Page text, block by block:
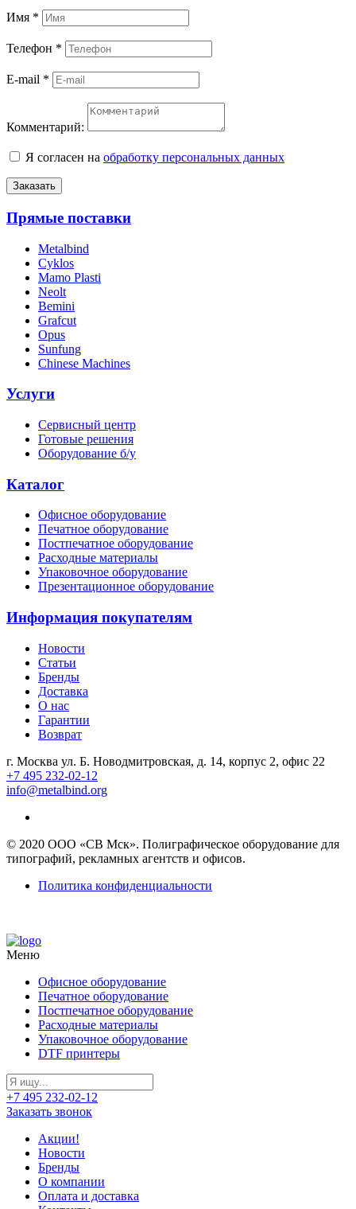
Имя *
Телефон *
E-mail *
Комментарий:
Я согласен на обработку персональных данных
Заказать
Прямые поставки
Metalbind
Cyklos
Mamo Plasti
Neolt
Bemini
Grafcut
Opus
Sunfung
Chinese Machines
Услуги
Сервисный центр
Готовые решения
Оборудование б/у
Каталог
Офисное оборудование
Печатное оборудование
Постпечатное оборудование
Расходные материалы
Упаковочное оборудование
Презентационное оборудование
Информация покупателям
Новости
Статьи
Бренды
Доставка
О нас
Гарантии
Возврат
г. Москва ул. Б. Новодмитровская, д. 14, корпус 2, офис 22
+7 495 232-02-12
info@metalbind.org
© 2020 ООО «СВ Мск». Полиграфическое оборудование для
типографий, рекламных агентств и офисов.
Политика конфиденциальности
Меню
Офисное оборудование
Печатное оборудование
Постпечатное оборудование
Расходные материалы
Упаковочное оборудование
DTF принтеры
+7 495 232-02-12
Заказать звонок
Акции!
Новости
Бренды
О компании
Оплата и доставка